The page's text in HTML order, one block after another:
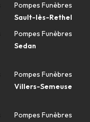
Pompes Funèbres
Sault-lès-Rethel
Pompes Funèbres
Sedan
Pompes Funèbres
Villers-Semeuse
Pompes Funèbres